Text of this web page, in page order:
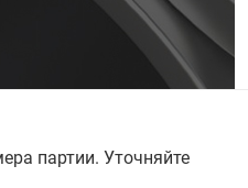
партии. Уточняйте